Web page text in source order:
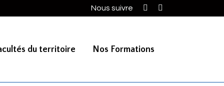
Nous suivre
du territoire Nos Formations